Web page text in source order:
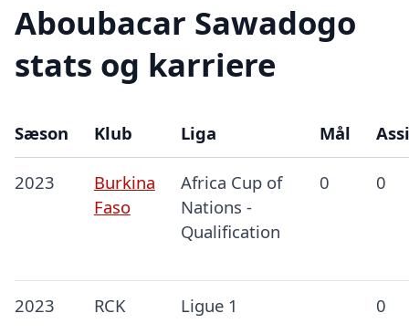
Aboubacar Sawadogo
stats og karriere
Sæson Klub Liga Mål
2023
Burkina
Faso
Africa Cup of
Nations -
Qualification
0 0
2023 RCK Ligue 1 0